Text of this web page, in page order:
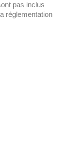
pas inclus
réglementation